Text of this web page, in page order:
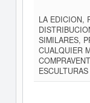
LA EDICION,
SIMILARES,
CUALQUIER